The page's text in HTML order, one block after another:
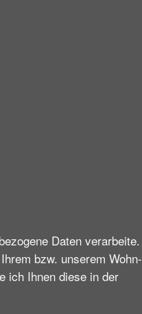
Daten verarbeite.
bzw. unserem Wohn-
ich Ihnen diese in der